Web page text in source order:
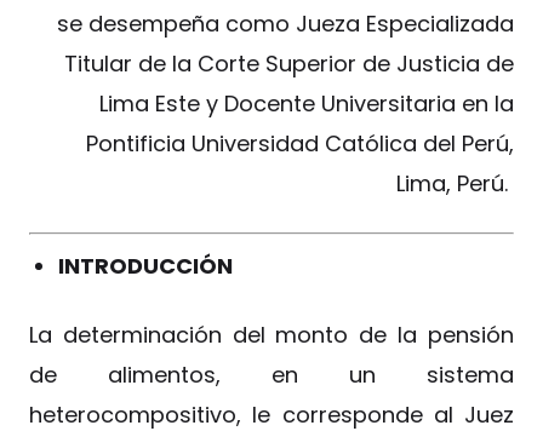
se desempeña como Jueza Especializada
Titular de la Corte Superior de Justicia de
Lima Este y Docente Universitaria en la
Pontificia Universidad Católica del Perú,
Lima, Perú.
INTRODUCCIÓN
La determinación del monto de la pensión
de alimentos, en un sistema
heterocompositivo, le corresponde al Juez